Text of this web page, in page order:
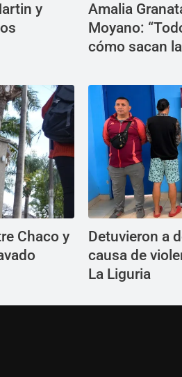
y
Amalia
Moyano:
cómo sacan
Chaco y
Detuvieron a
causa de
La Liguria